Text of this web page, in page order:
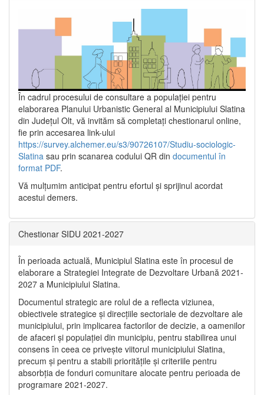
În cadrul procesului de consultare a populaţiei pentru
elaborarea Planului Urbanistic General al Municipiului Slatina
din Județul Olt, vă invităm să completați chestionarul online,
fie prin accesarea link-ului
https://survey.alchemer.eu/s3/90726107/Studiu-sociologic-
Slatina sau prin scanarea codului QR din documentul în
format PDF.
Vă mulţumim anticipat pentru efortul şi sprijinul acordat
acestui demers.
Chestionar SIDU 2021-2027
În perioada actuală, Municipiul Slatina este în procesul de
elaborare a Strategiei Integrate de Dezvoltare Urbană 2021‐
2027 a Municipiului Slatina.
Documentul strategic are rolul de a reflecta viziunea,
obiectivele strategice și direcțiile sectoriale de dezvoltare ale
municipiului, prin implicarea factorilor de decizie, a oamenilor
de afaceri și populației din municipiu, pentru stabilirea unui
consens în ceea ce privește viitorul municipiului Slatina,
precum și pentru a stabili prioritățile și criteriile pentru
absorbția de fonduri comunitare alocate pentru perioada de
programare 2021-2027.